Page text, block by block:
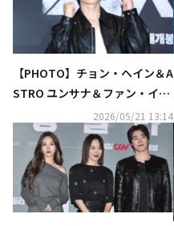
【PHOTO】チョン・ヘイン＆A
STRO ユンサナ＆ファン・イニ
ョプら、映画「群体」VIP試写
会に出席
2026/05/21 13:14